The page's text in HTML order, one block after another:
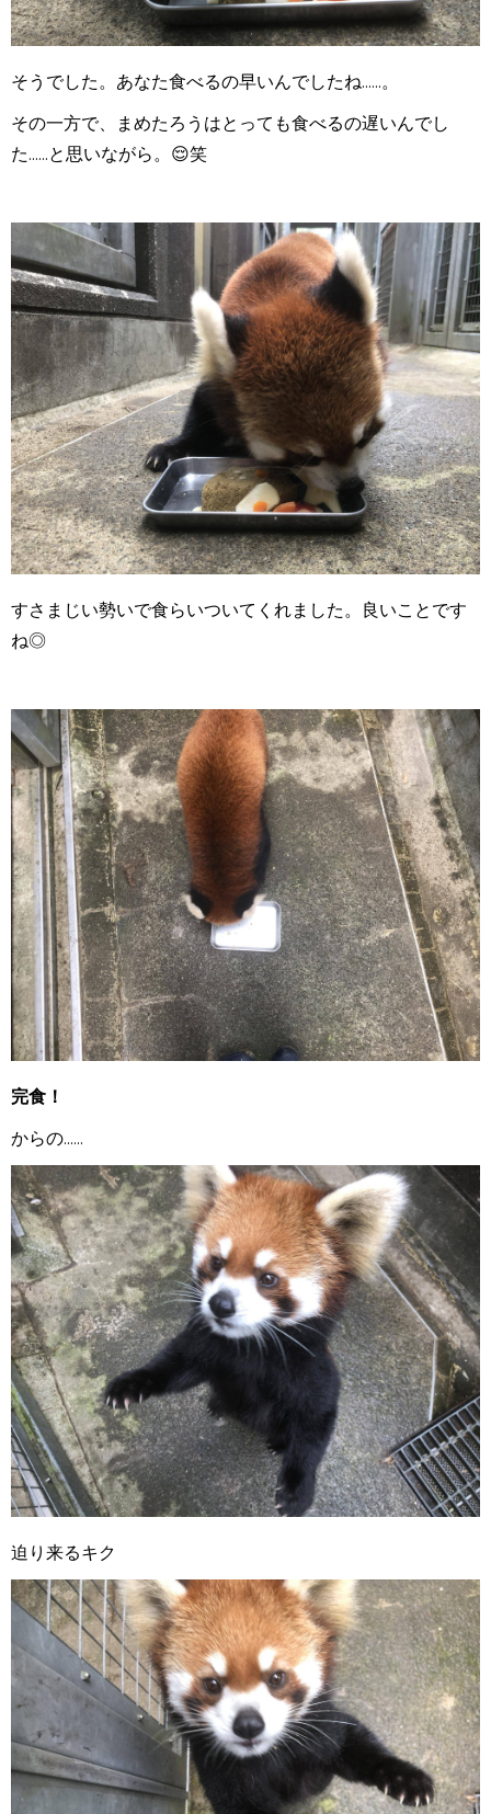
そうでした。あなた食べるの早いんでしたね......。
その一方で、まめたろうはとっても食べるの遅いんでし
た......と思いながら。😌笑
すさまじい勢いで食らいついてくれました。良いことです
ね◎
完食！
からの......
迫り来るキク